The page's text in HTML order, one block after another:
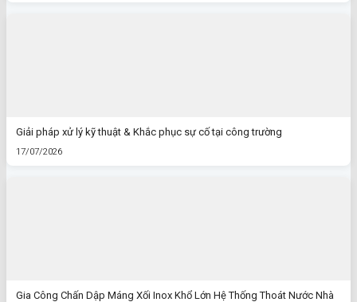
Giải pháp xử lý kỹ thuật & Khắc phục sự cố tại công trường
17/07/2026
Gia Công Chấn Dập Máng Xối Inox Khổ Lớn Hệ Thống Thoát Nước Nhà